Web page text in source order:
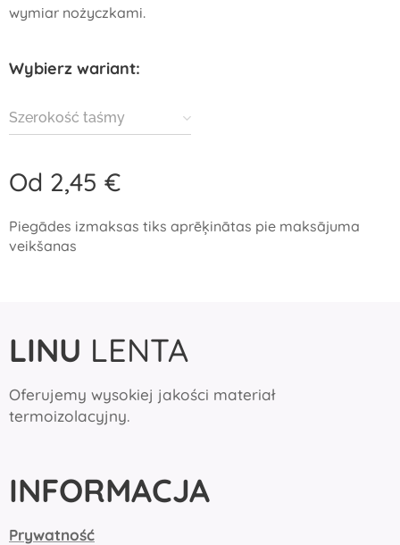
wymiar nożyczkami.
Wybierz wariant:
Szerokość taśmy
Od 2,45 €
Piegādes izmaksas tiks aprēķinātas pie maksājuma
veikšanas
LINU LENTA
Oferujemy wysokiej jakości materiał
termoizolacyjny.
INFORMACJA
Prywatność